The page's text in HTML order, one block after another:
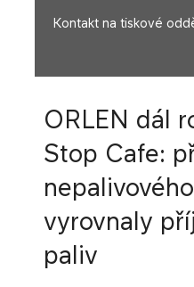
Kontakt na tiskové
ORLEN dál
Stop Cafe:
vyrovnaly
paliv